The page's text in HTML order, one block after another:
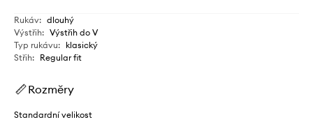
Rukáv: dlouhý
Výstřih: Výstřih do V
Typ rukávu: klasický
Střih: Regular fit
Rozměry
Standardní velikost